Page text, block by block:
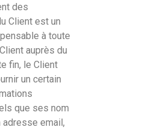
des
Client est un
à toute
auprès du
fin, le Client
un certain
que ses nom
adresse email,